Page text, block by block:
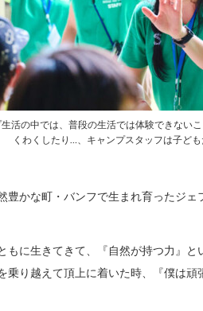
活の中では、普段の生活では体験できない
くわくしたり…、キャンプスタッフは子ど
豊かな町・バンフで生まれ育ったジェ
もに生きてきて、『自然が持つ力』
乗り越えて頂上に着いた時、『僕は